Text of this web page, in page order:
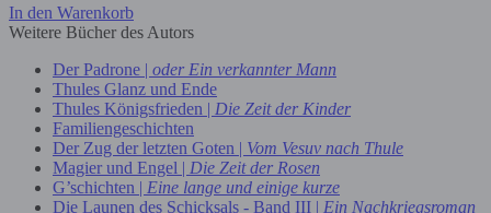
In den Warenkorb
Weitere Bücher des Autors
Der Padrone | oder Ein verkannter Mann
Thules Glanz und Ende
Thules Königsfrieden | Die Zeit der Kinder
Familiengeschichten
Der Zug der letzten Goten | Vom Vesuv nach Thule
Magier und Engel | Die Zeit der Rosen
G’schichten | Eine lange und einige kurze
Die Launen des Schicksals - Band III | Ein Nachkriegsroman